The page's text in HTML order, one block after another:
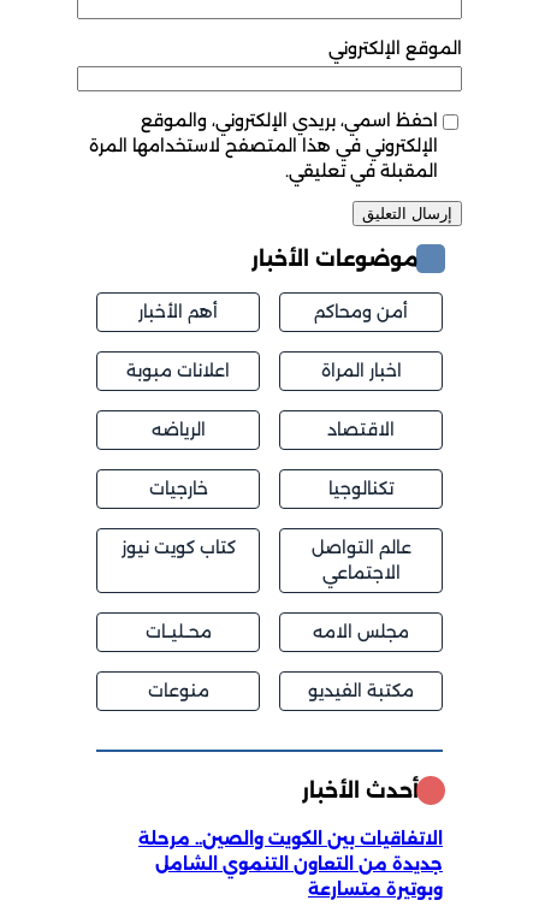
الموقع الإلكتروني
احفظ اسمي، بريدي الإلكتروني، والموقع
الإلكتروني في هذا المتصفح لاستخدامها المرة
المقبلة في تعليقي.
موضوعات الأخبار
أمن ومحاكم أهم الأخبار
اخبار المراة اعلانات مبوبة
الاقتصاد الرياضه
تكنالوجيا خارجيات
عالم التواصل
الاجتماعي
كتاب كويت نيوز
مجلس الامه محــليــات
مكتبة الفيديو منوعات
أحدث الأخبار
الاتفاقيات بين الكويت والصين.. مرحلة
جديدة من التعاون التنموي الشامل
وبوتيرة متسارعة